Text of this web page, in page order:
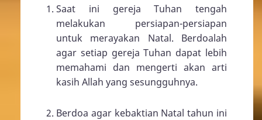
Saat ini gereja Tuhan tengah
melakukan persiapan-persiapan
untuk merayakan Natal. Berdoalah
agar setiap gereja Tuhan dapat lebih
memahami dan mengerti akan arti
kasih Allah yang sesungguhnya.
Berdoa agar kebaktian Natal tahun ini